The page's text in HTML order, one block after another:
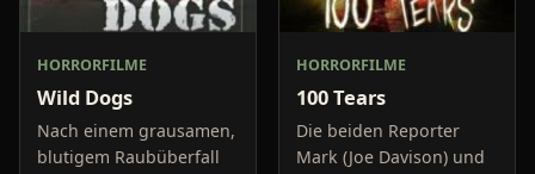
HORRORFILME
Wild Dogs
Nach einem grausamen,
blutigem Raubüberfall
HORRORFILME
100 Tears
Die beiden Reporter
Mark (Joe Davison) und